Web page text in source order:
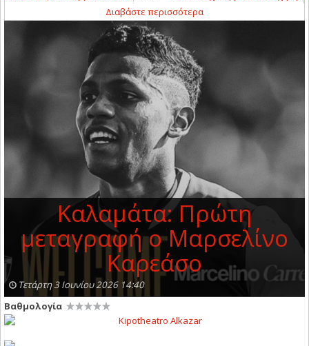
Διαβάστε περισσότερα
Καλαμάτα: Πρώτη
μεταγραφή o Μαρσελίνο
Καρεάσο
Τετάρτη 3 Ιουνίου 2026 14:40
Βαθμολογία